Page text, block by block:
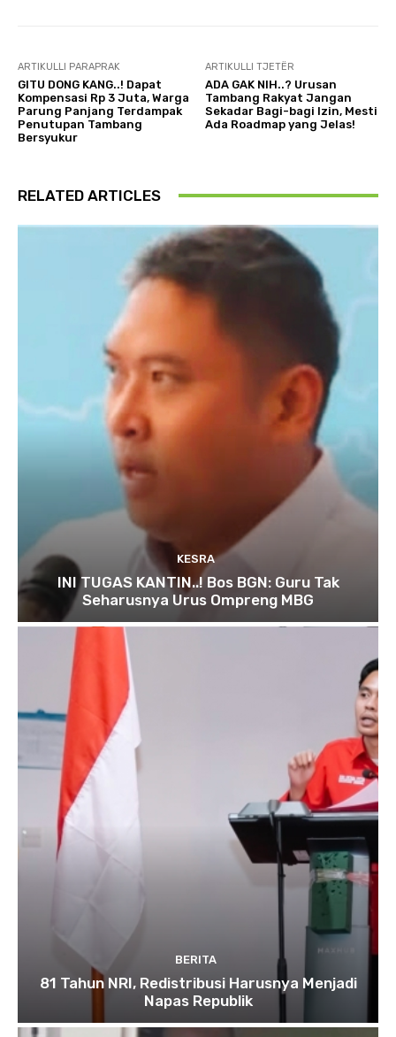
ARTIKULLI PARAPRAK
GITU DONG KANG..! Dapat
Kompensasi Rp 3 Juta, Warga
Parung Panjang Terdampak
Penutupan Tambang
Bersyukur
ARTIKULLI TJETËR
ADA GAK NIH..? Urusan
Tambang Rakyat Jangan
Sekadar Bagi-bagi Izin, Mesti
Ada Roadmap yang Jelas!
RELATED ARTICLES
KESRA
INI TUGAS KANTIN..! Bos BGN: Guru Tak
Seharusnya Urus Ompreng MBG
BERITA
81 Tahun NRI, Redistribusi Harusnya Menjadi
Napas Republik